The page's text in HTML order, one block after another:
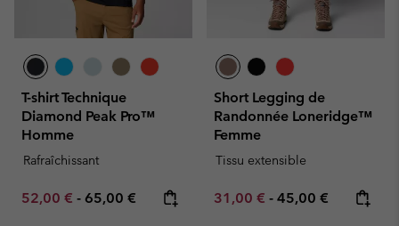
T-shirt Technique
Diamond Peak Pro™
Homme
Rafraîchissant
Minimum sale price:
52,00 € - Maximum price:
65,00 €
Short Legging de
Randonnée Loneridge™
Femme
Tissu extensible
Minimum sale price:
31,00 € - Maximum price:
45,00 €